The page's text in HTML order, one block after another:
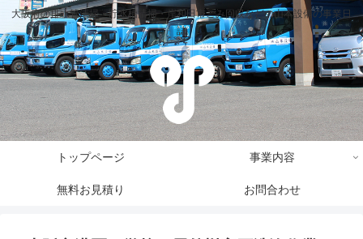
大阪府の排水管清掃・貯水槽清掃・岸和田市ごみ回収などの山本設備の事業日
誌
トップページ 事業内容
無料お見積り お問合わせ